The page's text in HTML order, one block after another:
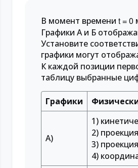
В момент времени t = 0
Графики A и Б
Установите
графики могут
К каждой позиции
таблицу выбранные
Графики
A)
1)
2)
3)
4)